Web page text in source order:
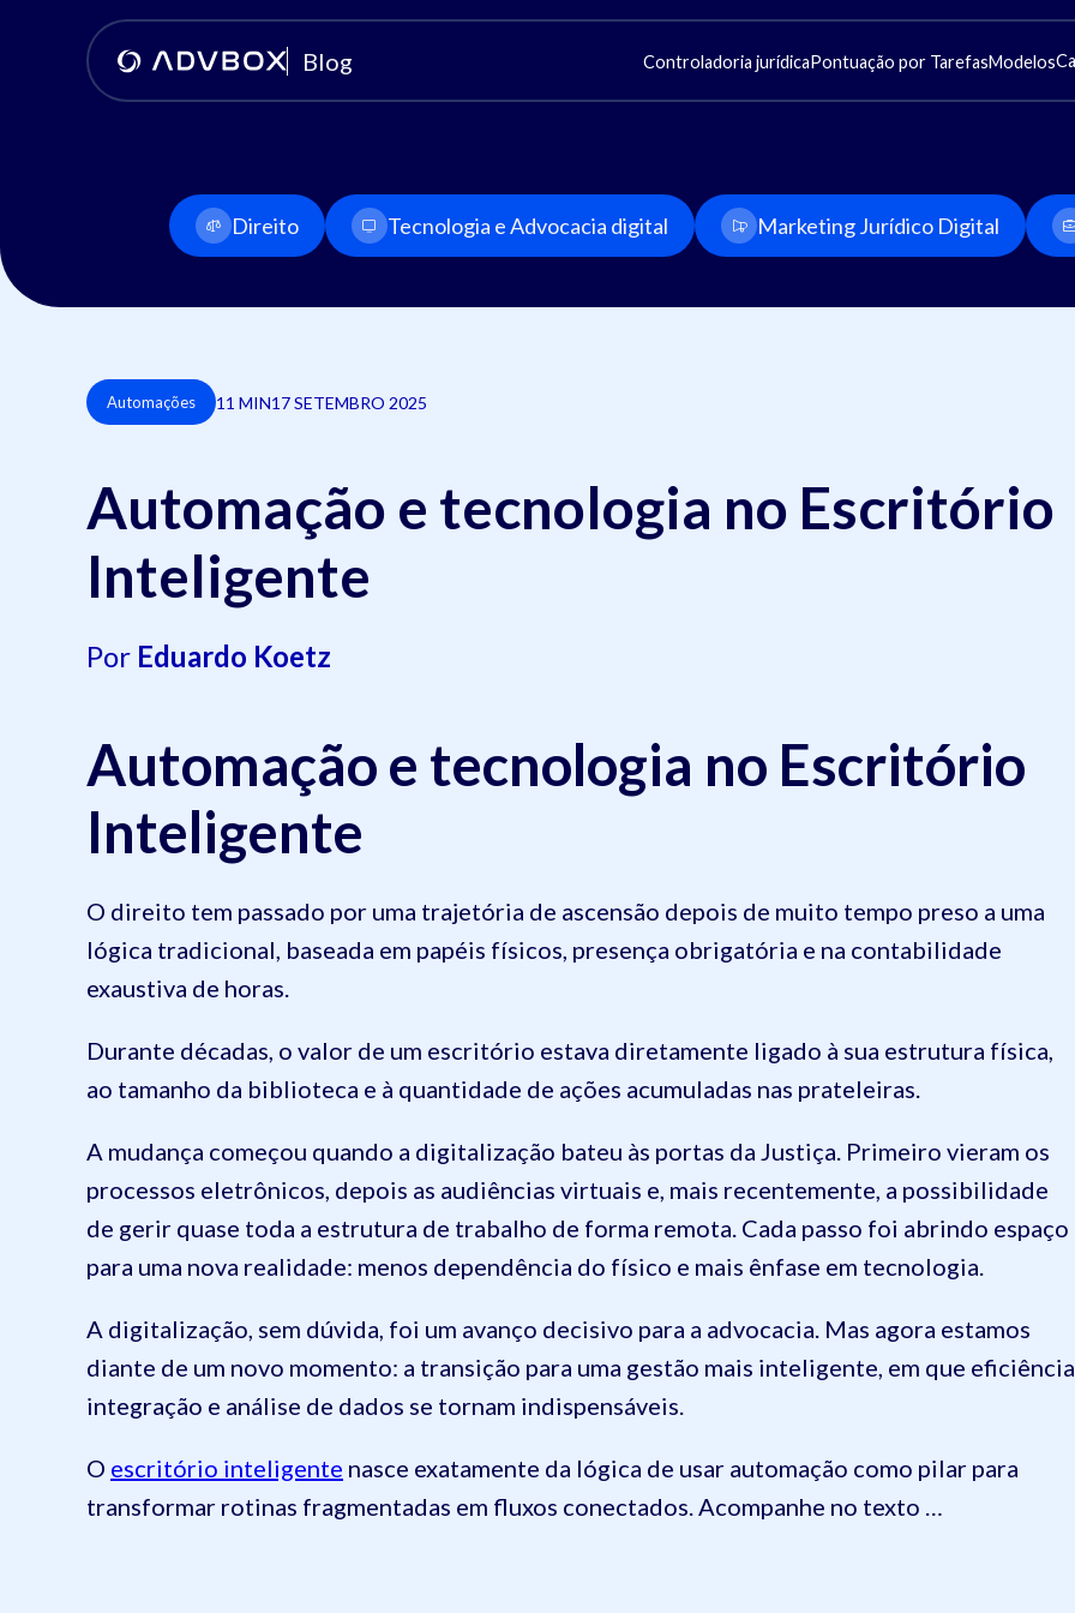
Blog Controladoria jurídicaPontuação por TarefasModelos
Direito Tecnologia e Advocacia digital Marketing Jurídico Digital
Automações 11 MIN17 SETEMBRO 2025
Automação e tecnologia no Escritório
Inteligente
Por Eduardo Koetz
Automação e tecnologia no Escritório
Inteligente
O direito tem passado por uma trajetória de ascensão depois de muito tempo preso a uma
lógica tradicional, baseada em papéis físicos, presença obrigatória e na contabilidade
exaustiva de horas.
Durante décadas, o valor de um escritório estava diretamente ligado à sua estrutura física,
ao tamanho da biblioteca e à quantidade de ações acumuladas nas prateleiras.
A mudança começou quando a digitalização bateu às portas da Justiça. Primeiro vieram os
processos eletrônicos, depois as audiências virtuais e, mais recentemente, a possibilidade
de gerir quase toda a estrutura de trabalho de forma remota. Cada passo foi abrindo espaço
para uma nova realidade: menos dependência do físico e mais ênfase em tecnologia.
A digitalização, sem dúvida, foi um avanço decisivo para a advocacia. Mas agora estamos
diante de um novo momento: a transição para uma gestão mais inteligente, em que
integração e análise de dados se tornam indispensáveis.
O escritório inteligente nasce exatamente da lógica de usar automação como pilar para
transformar rotinas fragmentadas em fluxos conectados. Acompanhe no texto …